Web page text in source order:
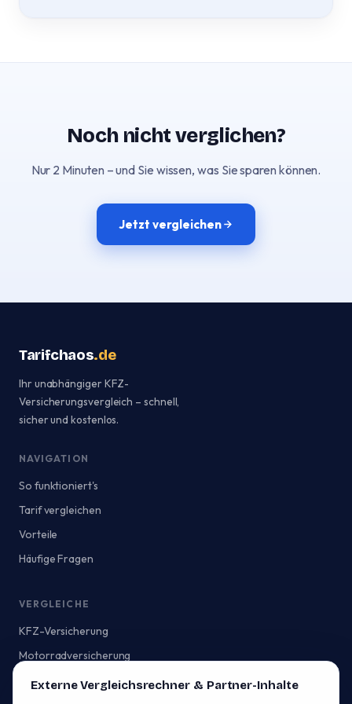
Noch nicht verglichen?
Nur 2 Minuten – und Sie wissen, was Sie sparen können.
Jetzt vergleichen
Tarifchaos.de
Ihr unabhängiger KFZ-
Versicherungsvergleich – schnell,
sicher und kostenlos.
NAVIGATION
So funktioniert's
Tarif vergleichen
Vorteile
Häufige Fragen
VERGLEICHE
KFZ-Versicherung
Motorradversicherung
Externe Vergleichsrechner & Partner-Inhalte